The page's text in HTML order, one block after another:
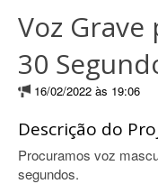
Voz
30
16/02/2022 às 19:06
Descrição do
Procuramos voz
segundos.